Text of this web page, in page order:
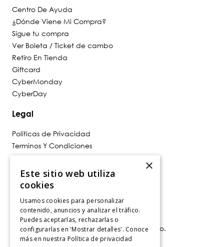
Contáctanos
Av. Las Condes 11281, Las Condes, Santiago.
Santiago, Chile
Centro De Ayuda
¿Dónde Viene Mi Compra?
Sigue tu compra
Ver Boleta / Ticket de cambo
Retiro En Tienda
Giftcard
CyberMonday
CyberDay
Legal
Políticas de Privacidad
Terminos Y Condiciones
Políticas De Despacho
Cambios, Retracto Y Garantía
Política de Privacidad de Marketing
×
Este sitio web utiliza
cookies
Usamos cookies para personalizar
contenido, anuncios y analizar el tráfico.
Puedes aceptarlas, rechazarlas o
configurarlas en 'Mostrar detalles'. Conoce
más en nuestra Política de privacidad